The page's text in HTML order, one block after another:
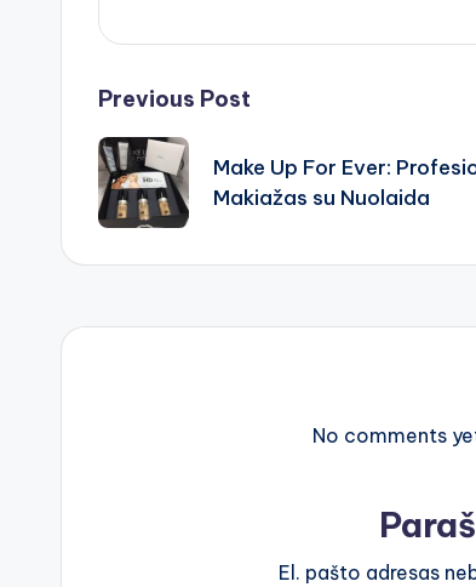
Post
navigation
Previous Post
Make Up For Ever:
Makiažas su Nuolaida
No comments
El. pašto adresas